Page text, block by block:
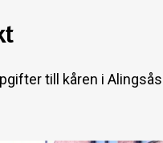
till kåren i